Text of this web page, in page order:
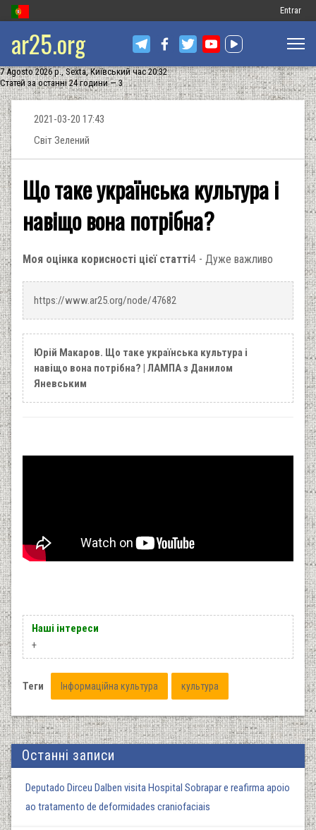
Меню
запису
Entrar
ar25.org
7 Agosto 2026 р., Sexta, Київський час 20:32
Статей за останні 24 години — 3
2021-03-20 17:43
Cвіт Зелений
Що таке українська культура і
навіщо вона потрібна?
Моя оцінка корисності цієї статті4 - Дуже важливо
https://www.ar25.org/node/47682
Юрій Макаров. Що таке українська культура і
навіщо вона потрібна? | ЛАМПА з Данилом
Яневським
Наші інтереси
+
Теги Інформаційна культура культура
Останні записи
Deputado Dirceu Dalben visita Hospital Sobrapar e reafirma apoio
ao tratamento de deformidades craniofaciais